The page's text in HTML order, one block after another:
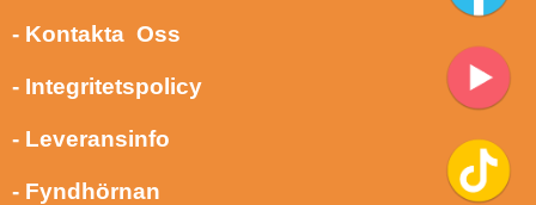
- Kontakta Oss
- Integritetspolicy
- Leveransinfo
- Fyndhörnan